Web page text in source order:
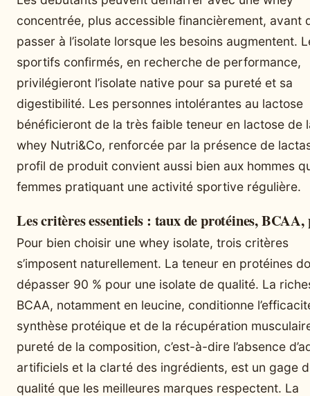
concentrée, plus accessible financièrement, avant
passer à l’isolate lorsque les besoins augmentent.
sportifs confirmés, en recherche de performance,
privilégieront l’isolate native pour sa pureté et sa
digestibilité. Les personnes intolérantes au lactose
bénéficieront de la très faible teneur en lactose de
whey Nutri&Co, renforcée par la présence de
profil de produit convient aussi bien aux hommes
femmes pratiquant une activité sportive régulière.
Les critères essentiels : taux de protéines, BCAA,
Pour bien choisir une whey isolate, trois critères
s’imposent naturellement. La teneur en protéines
dépasser 90 % pour une isolate de qualité. La
BCAA, notamment en leucine, conditionne
synthèse protéique et de la récupération
pureté de la composition, c’est-à-dire l’absence
artificiels et la clarté des ingrédients, est un gage
qualité que les meilleures marques respectent. La